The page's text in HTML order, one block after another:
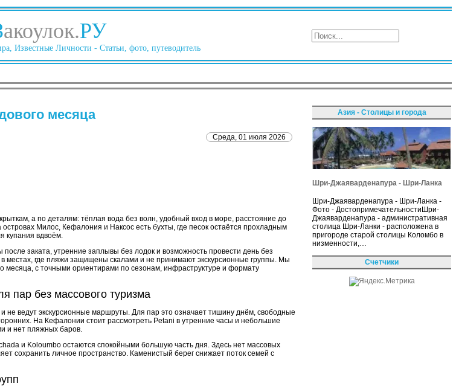
акоулок.РУ
Известные Личности - Статьи, фото, путеводитель
месяца
Среда, 01 июля 2026
а по деталям: тёплая вода без волн, удобный вход в море, расстояние до
Милос, Кефалония и Наксос есть бухты, где песок остаётся прохладным
купания вдвоём.
заката, утренние заплывы без лодок и возможность провести день без
местах, где пляжи защищены скалами и не принимают экскурсионные группы. Мы
месяца, с точными ориентирами по сезонам, инфраструктуре и формату
пар без массового туризма
не ведут экскурсионные маршруты. Для пар это означает тишину днём, свободные
На Кефалонии стоит рассмотреть Petani в утренние часы и небольшие
и нет пляжных баров.
и Koloumbo остаются спокойными большую часть дня. Здесь нет массовых
сохранить личное пространство. Каменистый берег снижает поток семей с
Азия - Столицы и города
Шри-Джаяварденапура - Шри-Ланка
Шри-Джаяварденапура - Шри-Ланка -
Фото - ДостопримечательностиШри-
Джаяварденапура - административная
столица Шри-Ланки - расположена в
пригороде старой столицы Коломбо в
низменности,…
Счетчики